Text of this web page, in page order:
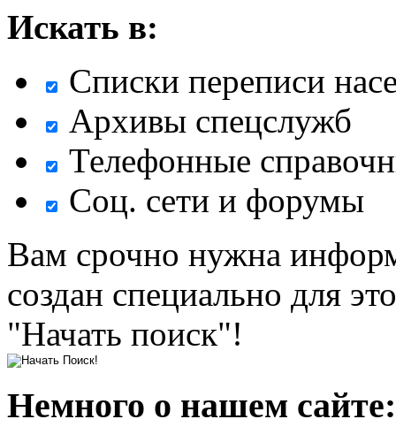
Искать в:
Списки переписи
Архивы спецслужб
Телефонные
Соц. сети и форумы
Вам срочно нужна
создан специально для
"Начать поиск"!
Немного о нашем сайте: